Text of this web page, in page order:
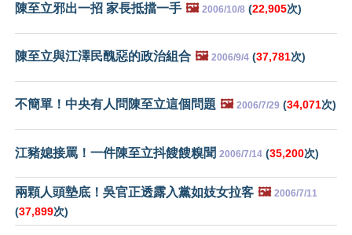
陳至立邪出一招 家長抵擋一手 🖼️ 2006/10/8 (22,905次)
陳至立與江澤民醜惡的政治組合 🖼️ 2006/9/4 (37,781次)
不簡單！中央有人問陳至立這個問題 🖼️ 2006/7/29 (34,071次)
江豬媳接罵！一件陳至立抖餿餿糗聞 2006/7/14 (35,200次)
兩顆人頭墊底！吳官正透露入黨如妓女拉客 🖼️ 2006/7/11
(37,899次)